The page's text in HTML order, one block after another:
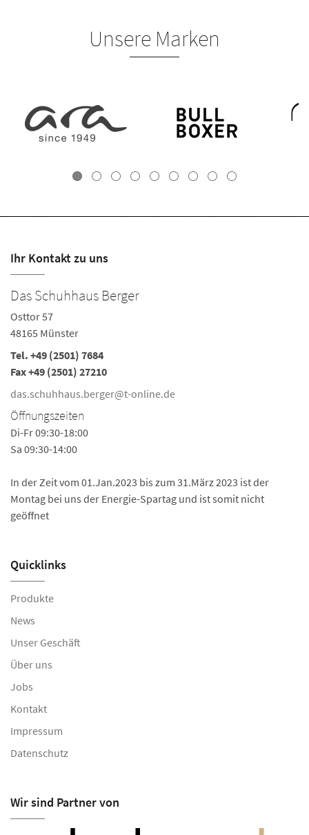
Unsere Marken
Ihr Kontakt zu uns
Das Schuhhaus Berger
Osttor 57
48165 Münster
Tel. +49 (2501) 7684
Fax +49 (2501) 27210
das.schuhhaus.berger@t-online.de
Öffnungszeiten
Di-Fr 09:30-18:00
Sa 09:30-14:00
In der Zeit vom 01.Jan.2023 bis zum 31.März 2023 ist der
Montag bei uns der Energie-Spartag und ist somit nicht
geöffnet
Quicklinks
Produkte
News
Unser Geschäft
Über uns
Jobs
Kontakt
Impressum
Datenschutz
Wir sind Partner von